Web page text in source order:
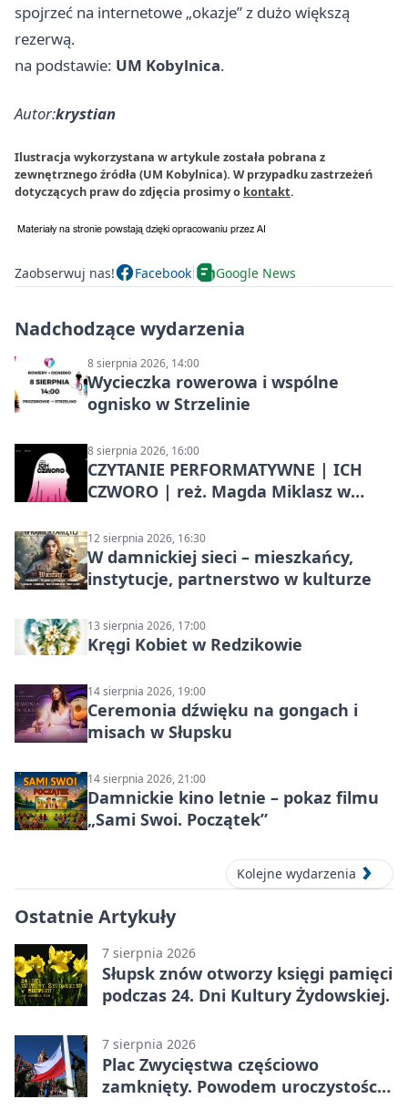
spojrzeć na internetowe „okazje” z dużo większą
rezerwą.
na podstawie: UM Kobylnica.
Autor:krystian
Ilustracja wykorzystana w artykule została pobrana z
zewnętrznego źródła (UM Kobylnica). W przypadku zastrzeżeń
dotyczących praw do zdjęcia prosimy o kontakt.
Zaobserwuj nas! Facebook Google News
Nadchodzące wydarzenia
8 sierpnia 2026, 14:00
Wycieczka rowerowa i wspólne
ognisko w Strzelinie
8 sierpnia 2026, 16:00
CZYTANIE PERFORMATYWNE | ICH
CZWORO | reż. Magda Miklasz w
12 sierpnia 2026, 16:30
W damnickiej sieci – mieszkańcy,
instytucje, partnerstwo w kulturze
13 sierpnia 2026, 17:00
Kręgi Kobiet w Redzikowie
14 sierpnia 2026, 19:00
Ceremonia dźwięku na gongach i
misach w Słupsku
14 sierpnia 2026, 21:00
Damnickie kino letnie – pokaz filmu
„Sami Swoi. Początek”
Kolejne wydarzenia
Ostatnie Artykuły
7 sierpnia 2026
Słupsk znów otworzy księgi pamięci
podczas 24. Dni Kultury Żydowskiej.
7 sierpnia 2026
Plac Zwycięstwa częściowo
zamknięty. Powodem uroczystości